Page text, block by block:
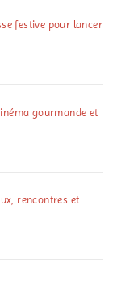
festive pour lancer
gourmande et
rencontres et